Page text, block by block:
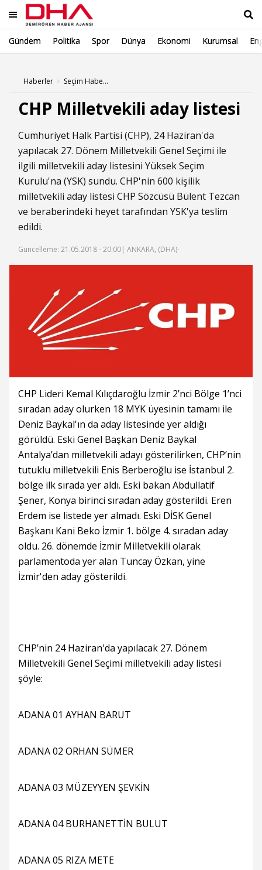
Gündem Politika Spor Dünya Ekonomi Kurumsal
Haberler Seçim Haberleri
CHP Milletvekili aday listesi
Cumhuriyet Halk Partisi (CHP), 24 Haziran'da
yapılacak 27. Dönem Milletvekili Genel Seçimi ile
ilgili milletvekili aday listesini Yüksek Seçim
Kurulu'na (YSK) sundu. CHP'nin 600 kişilik
milletvekili aday listesi CHP Sözcüsü Bülent Tezcan
ve beraberindeki heyet tarafından YSK'ya teslim
edildi.
Güncelleme: 21.05.2018 - 20:00| ANKARA, (DHA)-
CHP Lideri Kemal Kılıçdaroğlu İzmir 2’nci Bölge 1’nci
sıradan aday olurken 18 MYK üyesinin tamamı ile
Deniz Baykal'ın da aday listesinde yer aldığı
görüldü. Eski Genel Başkan Deniz Baykal
Antalya’dan milletvekili adayı gösterilirken, CHP’nin
tutuklu milletvekili Enis Berberoğlu ise İstanbul 2.
bölge ilk sırada yer aldı. Eski bakan Abdullatif
Şener, Konya birinci sıradan aday gösterildi. Eren
Erdem ise listede yer almadı. Eski DİSK Genel
Başkanı Kani Beko İzmir 1. bölge 4. sıradan aday
oldu. 26. dönemde İzmir Milletvekili olarak
parlamentoda yer alan Tuncay Özkan, yine
İzmir'den aday gösterildi.
CHP’nin 24 Haziran'da yapılacak 27. Dönem
Milletvekili Genel Seçimi milletvekili aday listesi
şöyle:
ADANA 01 AYHAN BARUT
ADANA 02 ORHAN SÜMER
ADANA 03 MÜZEYYEN ŞEVKİN
ADANA 04 BURHANETTİN BULUT
ADANA 05 RIZA METE